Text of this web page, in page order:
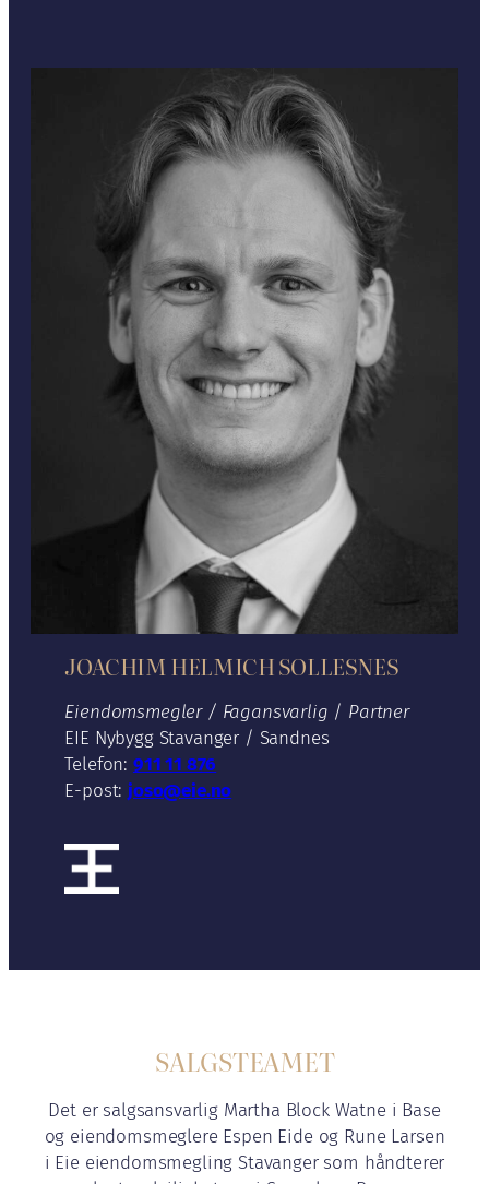
JOACHIM HELMICH SOLLESNES
Eiendomsmegler / Fagansvarlig / Partner
EIE Nybygg Stavanger / Sandnes
Telefon: 911 11 876
E-post:joso@eie.no
SALGSTEAMET
Det er salgsansvarlig Martha Block Watne i Base
og eiendomsmeglere Espen Eide og Rune Larsen
i Eie eiendomsmegling Stavanger som håndterer